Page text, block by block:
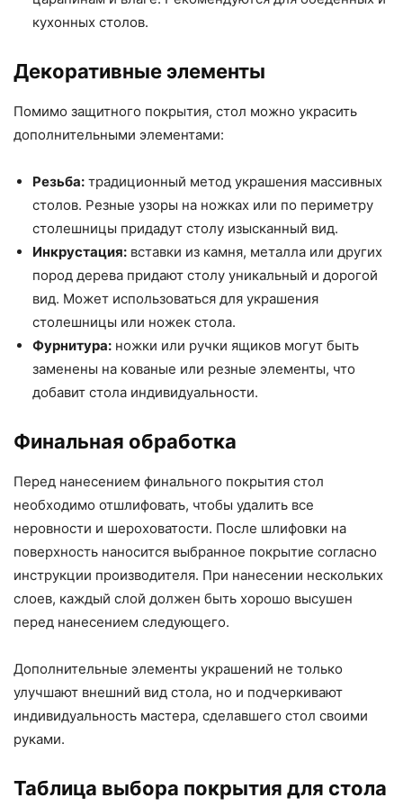
кухонных столов.
Декоративные элементы
Помимо защитного покрытия, стол можно украсить
дополнительными элементами:
Резьба: традиционный метод украшения массивных
столов. Резные узоры на ножках или по периметру
столешницы придадут столу изысканный вид.
Инкрустация: вставки из камня, металла или других
пород дерева придают столу уникальный и дорогой
вид. Может использоваться для украшения
столешницы или ножек стола.
Фурнитура: ножки или ручки ящиков могут быть
заменены на кованые или резные элементы, что
добавит стола индивидуальности.
Финальная обработка
Перед нанесением финального покрытия стол
необходимо отшлифовать, чтобы удалить все
неровности и шероховатости. После шлифовки на
поверхность наносится выбранное покрытие согласно
инструкции производителя. При нанесении нескольких
слоев, каждый слой должен быть хорошо высушен
перед нанесением следующего.
Дополнительные элементы украшений не только
улучшают внешний вид стола, но и подчеркивают
индивидуальность мастера, сделавшего стол своими
руками.
Таблица выбора покрытия для стола